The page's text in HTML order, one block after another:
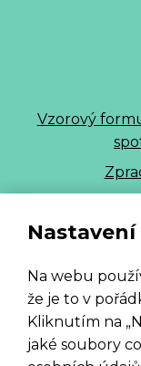
Na webu
že je to v
Kliknutím na
jaké soubory
Vzorový